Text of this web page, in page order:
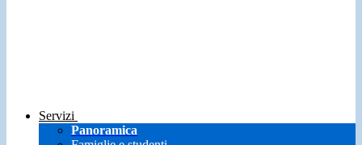
Servizi
Panoramica